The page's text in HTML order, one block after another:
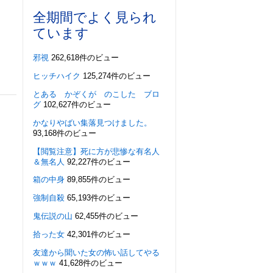
全期間でよく見られ
ています
邪視 262,618件のビュー
ヒッチハイク 125,274件のビュー
とある かぞくが のこした ブロ
グ 102,627件のビュー
かなりやばい集落見つけました。
93,168件のビュー
【閲覧注意】死に方が悲惨な有名人
＆無名人 92,227件のビュー
箱の中身 89,855件のビュー
強制自殺 65,193件のビュー
鬼伝説の山 62,455件のビュー
拾った女 42,301件のビュー
友達から聞いた女の怖い話してやる
ｗｗｗ 41,628件のビュー